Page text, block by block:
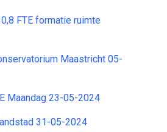
FTE formatie ruimte
Maastricht 05-
Maandag 23-05-2024
31-05-2024